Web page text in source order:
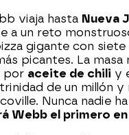
viaja hasta Nueva
a un reto
gigante con siete
picantes. La masa
por aceite de chili y
de un millón y
Nunca nadie
Webb el primero